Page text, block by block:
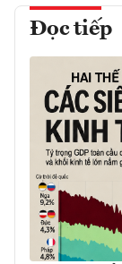
Đọc tiếp